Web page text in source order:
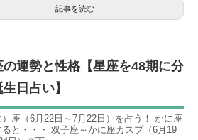
記事を読む
の運勢と性格【星座を48期に分
日占い】
座（6月22日～7月22日）を占う！ かに座
ると・・・ 双子座～かに座カスプ（6月19